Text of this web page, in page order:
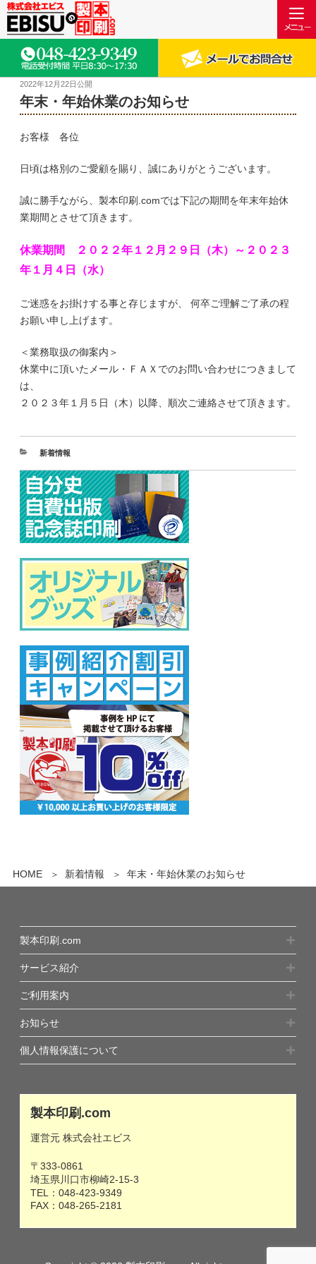
HOME 新着情報 年末・年始休業のお知らせ
2022年12月22日公開
年末・年始休業のお知らせ
お客様 各位
日頃は格別のご愛顧を賜り、誠にありがとうございます。
誠に勝手ながら、製本印刷.comでは下記の期間を年末年始休
業期間とさせて頂きます。
休業期間 ２０２２年１２月２９日（木）～２０２３
年１月４日（水）
ご迷惑をお掛けする事と存じますが、 何卒ご理解ご了承の程
お願い申し上げます。
＜業務取扱の御案内＞
休業中に頂いたメール・ＦＡＸでのお問い合わせにつきまして
は、
２０２３年１月５日（木）以降、順次ご連絡させて頂きます。
新着情報
製本印刷.com
サービス紹介
ご利用案内
お知らせ
個人情報保護について
製本印刷.com
運営元 株式会社エビス
〒333-0861
埼玉県川口市柳崎2-15-3
TEL： 048-423-9349
FAX：048-265-2181